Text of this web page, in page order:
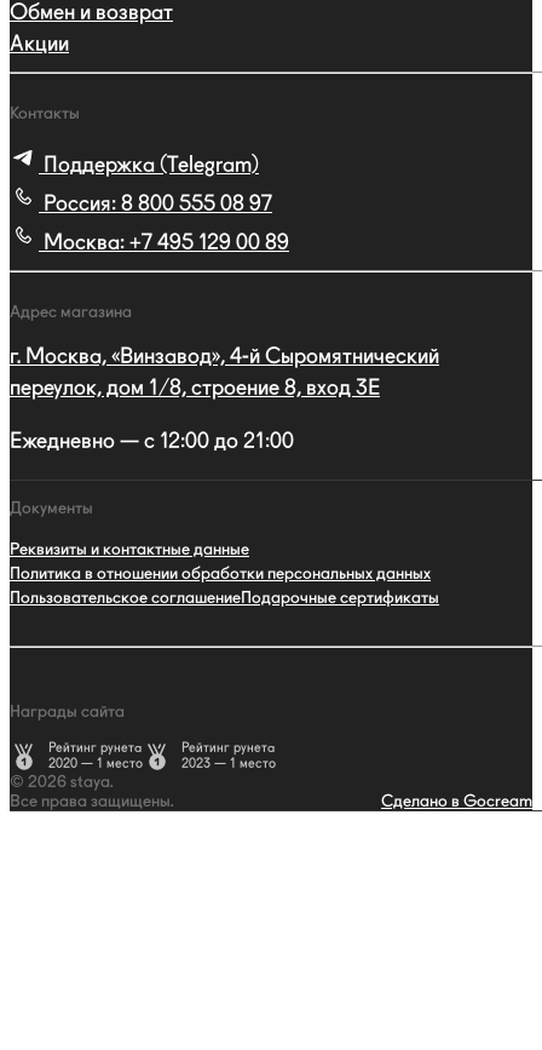
Обмен и возврат
Акции
Контакты
Поддержка (Telegram)
Россия: 8 800 555 08 97
Москва: +7 495 129 00 89
Адрес магазина
г. Москва, «Винзавод», 4-й Сыромятнический
переулок, дом 1/8, строение 8, вход 3E
Ежедневно — с 12:00 до 21:00
Документы
Реквизиты и контактные данные
Политика в отношении обработки персональных данных
Пользовательское соглашениеПодарочные сертификаты
Награды сайта
Рейтинг рунета
2020 — 1 место
Рейтинг рунета
2023 — 1 место
© 2026 staya.
Все права защищены.
Сделано в Gocream